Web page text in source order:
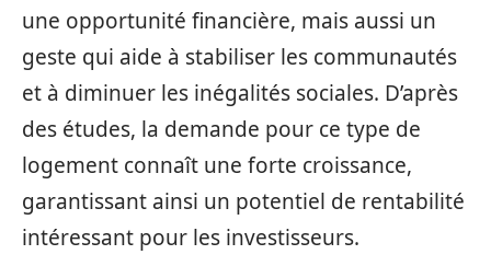
une opportunité financière, mais aussi un
geste qui aide à stabiliser les communautés
et à diminuer les inégalités sociales. D’après
des études, la demande pour ce type de
logement connaît une forte croissance,
garantissant ainsi un potentiel de rentabilité
intéressant pour les investisseurs.